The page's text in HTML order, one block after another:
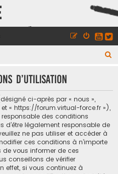
h
d’utilisation
ci-après par « nous »,
et « https://forum.virtual-force.fr »),
des conditions
d’être légalement responsable de
ne pas utiliser et accéder à
ces conditions à n’importe
vous informer de ces
conseillons de vérifier
effet, si vous continuez à